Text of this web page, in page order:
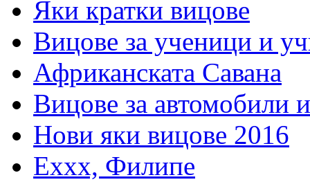
Яки кратки вицове
Вицове за ученици и
Африканската Савана
Вицове за автомобили
Нови яки вицове 2016
Еххх, Филипе